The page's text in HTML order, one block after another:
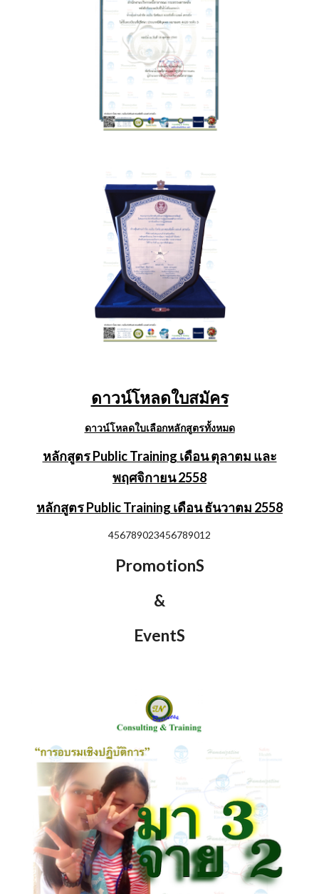
ดาวน์โหลดใบสมัคร
ดาวน์โหลดใบเลือกหลักสูตรทั้งหมด
หลักสูตร Public Training เดือน ตุลาตม และ
พฤศจิกายน 2558
หลักสูตร Public Training เดือน ธันวาตม 2558
456789023456789012
PromotionS
&
EventS